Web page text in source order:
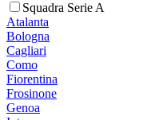
Squadra Serie A
Atalanta
Bologna
Cagliari
Como
Fiorentina
Frosinone
Genoa